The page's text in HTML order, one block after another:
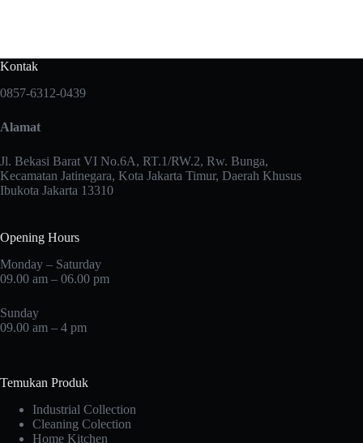
Kontak
0857-6312-0439
Alamat
Jl. Bekasi Barat VI No.6A, RT.1/RW.2, Rw. Bunga,
Kecamatan Jatinegara, Kota Jakarta Timur, Daerah Khusus
Ibukota Jakarta 13310
Opening Hours
Monday – Saturday
09.00 am – 06.00 pm
Sunday
09.00 am – 4 pm
Temukan Produk
Industrial Collection
Cleaning Colection
Home Kitchen